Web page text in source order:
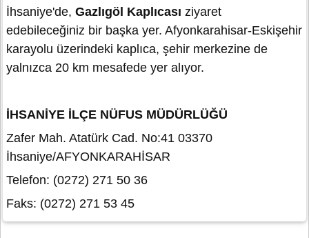
İhsaniye'de, Gazlıgöl Kaplıcası ziyaret
edebileceğiniz bir başka yer. Afyonkarahisar-Eskişehir
karayolu üzerindeki kaplıca, şehir merkezine de
yalnızca 20 km mesafede yer alıyor.
İHSANİYE İLÇE NÜFUS MÜDÜRLÜĞÜ
Zafer Mah. Atatürk Cad. No:41 03370
İhsaniye/AFYONKARAHİSAR
Telefon: (0272) 271 50 36
Faks: (0272) 271 53 45